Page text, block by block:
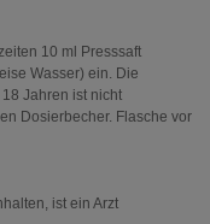
10 ml Presssaft
Wasser) ein. Die
Jahren ist nicht
Dosierbecher. Flasche vor
ist ein Arzt